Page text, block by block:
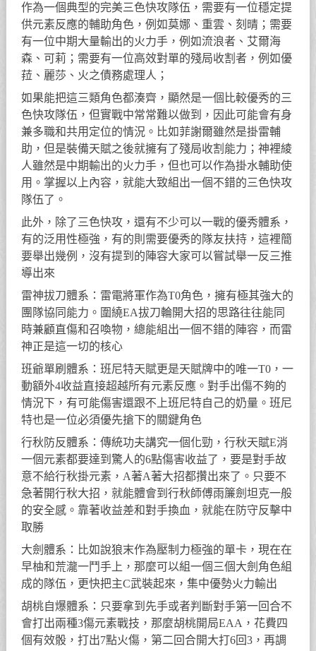
作為一個典型的完美三色快攻隊伍，需要有一位穩定提
供元素反應的輔助角色，例如莫娜、重雲、刻晴；需要
有一位中期大量輸出的火力手，例如流浪者、艾爾海
森、可莉；需要有一位高效對單的殘局收割者，例如優
菈、麗莎、火之債務處理人；
如果能把這三類角色都湊齊，顯然是一個比較優秀的三
色快攻隊伍，但實戰中常常難以做到，因此可能會有身
兼多職和共用定位的情況。比如菲謝爾雖然是掛雷輔
助，但是裝備天賦之後就擁有了殘局收割能力；神裡綾
人雖然是中期輸出的火力手，但也可以作為掛水輔助使
用。掌握以上內容，就能大致組出一個不錯的三色快攻
隊伍了。
此外，除了三色快攻，還有不少可以一戰的優秀體系，
有的泛用性極強，有的則需要優秀的隊友扶持，這裡簡
要舉出幾例，沒有提到的陣容大家可以嘗試舉一反三推
導出來
雷神拔刀體系：雷電將軍作為T0角色，擁有極其強大的
團隊協同能力。圍繞EA拔刀輪開大招的思路往往能同
時兼顧直傷和召喚物，總能組出一個不錯的陣容，而雷
神正是這一切的核心
班爺單刷體系：班尼特天賦更是天賦牌中的唯一T0，一
動額外4收益直接超越所有元素反應。對手出傷不夠的
情況下，有可能傷害還跟不上班尼特自己的奶量。班尼
特也是一位必須優先搶下的關鍵角色
行秋防反體系：傳統功夫講究一個化勁，行秋天賦E消
一個元素都要達到驚人的6點傷害收益了，要是對手故
意不給行秋掛元素，A著A著大招都攢出來了。只要不
急著開行秋大招，就能體會到行秋師傅雨簾劍坦克一般
的安全感。靠著收益差和對手換血，就能在防守反擊中
取勝
大劍體系：比如說狼末作為壓制力極強的單卡，現在在
早柚和荒瀧一鬥手上，那麼可以組一個三個大劍角色組
成的隊伍，更快把主C武裝起來，集中優勢火力輸出
胡桃自爆體系：只要拿到先手或者判斷對手第一回合不
會打出兩種3傷元素戰技，那麼胡桃開局EAA，花費四
個有效骰，打出7點火傷，第二回合開大打6回3，再調